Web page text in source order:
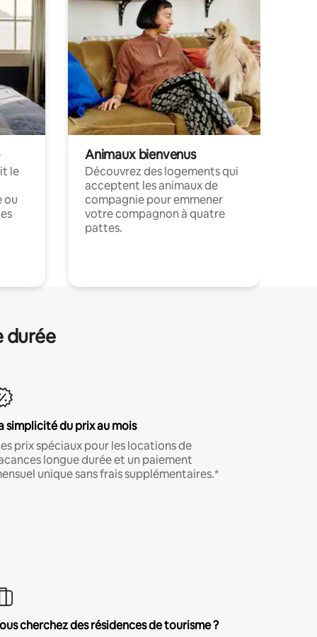
le
ou
Animaux bienvenus
Découvrez des logements qui
acceptent les animaux de
compagnie pour emmener
votre compagnon à quatre
pattes.
durée
simplicité du prix au mois
prix spéciaux pour les locations de
longue durée et un paiement
unique sans frais supplémentaires.*
cherchez des résidences de tourisme ?